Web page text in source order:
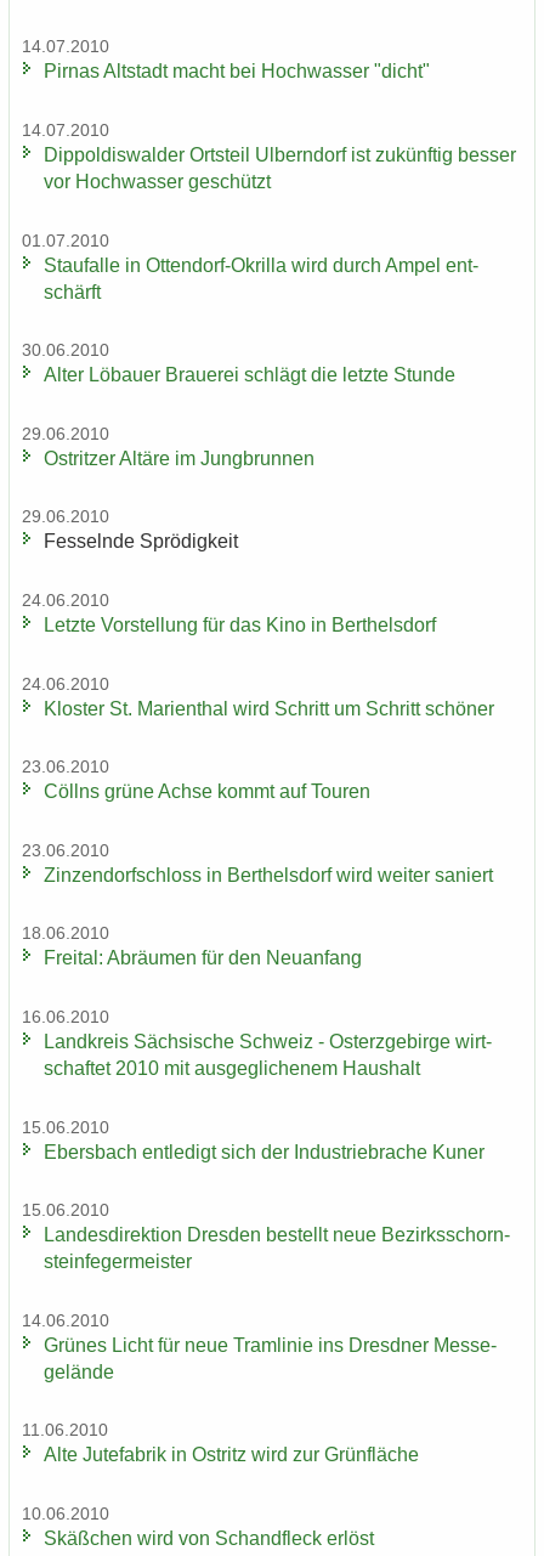
14.07.2010
Pirnas Alt­stadt macht bei Hoch­was­ser "dicht"
14.07.2010
Di­ppol­dis­wal­der Orts­teil Ulb­ern­dorf ist zu­künf­tig bes­ser
vor Hoch­was­ser ge­schützt
01.07.2010
Stau­f­al­le in Ottendorf-​Okrilla wird durch Ampel ent­
schärft
30.06.2010
Alter Lö­bau­er Braue­rei schlägt die letz­te Stun­de
29.06.2010
Ost­rit­zer Al­tä­re im Jung­brun­nen
29.06.2010
Fes­seln­de Sprö­dig­keit
24.06.2010
Letz­te Vor­stel­lung für das Kino in Bert­hels­dorf
24.06.2010
Klos­ter St. Ma­ri­en­thal wird Schritt um Schritt schö­ner
23.06.2010
Cöll­ns grüne Achse kommt auf Tou­ren
23.06.2010
Zin­zen­dorf­schloss in Bert­hels­dorf wird wei­ter sa­niert
18.06.2010
Frei­tal: Ab­räu­men für den Neu­an­fang
16.06.2010
Land­kreis Säch­si­sche Schweiz - Ost­erz­ge­bir­ge wirt­
schaf­tet 2010 mit aus­ge­gli­che­nem Haus­halt
15.06.2010
Ebers­bach ent­le­digt sich der In­dus­trie­bra­che Kuner
15.06.2010
Lan­des­di­rek­ti­on Dres­den be­stellt neue Be­zirks­schorn­
stein­fe­ger­meis­ter
14.06.2010
Grü­nes Licht für neue Tram­li­nie ins Dresd­ner Mes­se­
ge­län­de
11.06.2010
Alte Ju­te­fa­brik in Ost­ritz wird zur Grün­flä­che
10.06.2010
Skäß­chen wird von Schand­fleck er­löst